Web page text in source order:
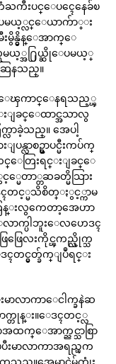
ကီးပင္ေပၚေနေခ်ၿ
ေပမယ့္လင္ေယာက်ာ္း
မွိန္မွိန္ေအာက္ေ
ရမယ့္အ႐ြယ္ဆိုေပမယ့္
ေနသည္။
စိေၾကာင္ေနရသည့္ၾ
ျခင္ေထာင္အသာလွ
လာခဲ့သည္။ အေပါ့
န္လာစဥ္မွာပင္မီးကပ်က္
တင္ေတြးရင္းျခင္ေ
ေတာ္တဆခတ္မိသြား
တင့္မသိစိတ္ႏွင့္ကာမ
န္းလွကေတာ့အေဟာ
ာက္ပါဘူးေလဟေဒၚ
ေလးကိုင္ၾကည့္လိုက္သ
ဒၚတင္မွတ္ခ်က္ျပဳရင္း
လာကာေငါက္ခနဲဆ
တုန္း။ေဒၚတင့္လ
ထက္ေအာက္ညင္သာစြာ
မာလာကာအရည္ၾက